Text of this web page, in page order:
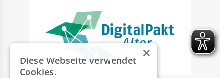
×
Diese Webseite verwendet
Cookies.